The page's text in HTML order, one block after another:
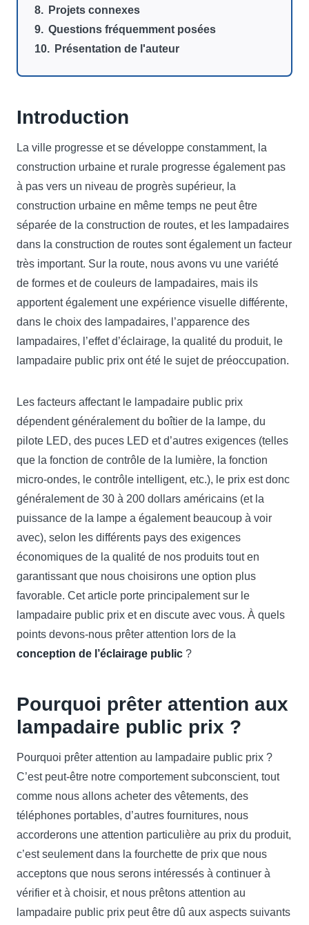
Projets connexes
Questions fréquemment posées
Présentation de l'auteur
Introduction
La ville progresse et se développe constamment, la
construction urbaine et rurale progresse également pas
à pas vers un niveau de progrès supérieur, la
construction urbaine en même temps ne peut être
séparée de la construction de routes, et les lampadaires
dans la construction de routes sont également un facteur
très important. Sur la route, nous avons vu une variété
de formes et de couleurs de lampadaires, mais ils
apportent également une expérience visuelle différente,
dans le choix des lampadaires, l’apparence des
lampadaires, l’effet d’éclairage, la qualité du produit, le
lampadaire public prix ont été le sujet de préoccupation.
Les facteurs affectant le lampadaire public prix
dépendent généralement du boîtier de la lampe, du
pilote LED, des puces LED et d’autres exigences (telles
que la fonction de contrôle de la lumière, la fonction
micro-ondes, le contrôle intelligent, etc.), le prix est donc
généralement de 30 à 200 dollars américains (et la
puissance de la lampe a également beaucoup à voir
avec), selon les différents pays des exigences
économiques de la qualité de nos produits tout en
garantissant que nous choisirons une option plus
favorable. Cet article porte principalement sur le
lampadaire public prix et en discute avec vous. À quels
points devons-nous prêter attention lors de la
conception de l’éclairage public ?
Pourquoi prêter attention aux
lampadaire public prix ?
Pourquoi prêter attention au lampadaire public prix ?
C’est peut-être notre comportement subconscient, tout
comme nous allons acheter des vêtements, des
téléphones portables, d’autres fournitures, nous
accorderons une attention particulière au prix du produit,
c’est seulement dans la fourchette de prix que nous
acceptons que nous serons intéressés à continuer à
vérifier et à choisir, et nous prêtons attention au
lampadaire public prix peut être dû aux aspects suivants